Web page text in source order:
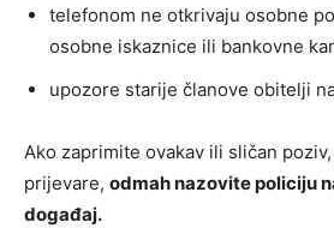
telefonom ne otkrivaju osobne
osobne iskaznice ili bankovne
upozore starije članove obitelji
Ako zaprimite ovakav ili sličan
prijevare, odmah nazovite policiju
događaj.